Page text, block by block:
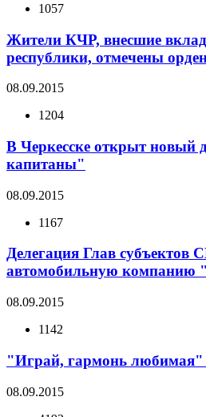
1057
Жители КЧР, внесшие вклад
республики, отмечены
08.09.2015
1204
В Черкесске открыт новый
капитаны"
08.09.2015
1167
Делегация Глав субъектов
автомобильную компанию
08.09.2015
1142
"Играй, гармонь
08.09.2015